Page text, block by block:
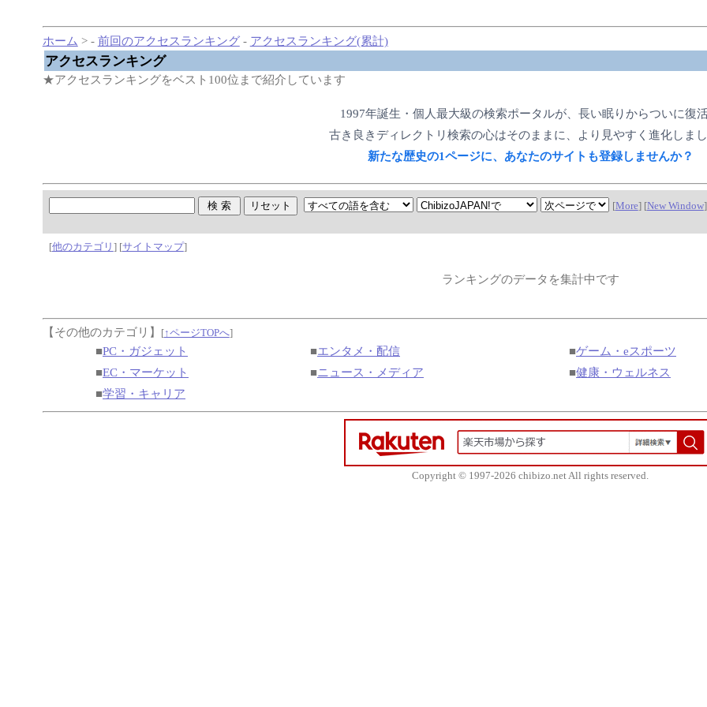
ホーム > - 前回のアクセスランキング- アクセスランキング(累計)
アクセスランキング
★アクセスランキングをベスト100位まで紹介しています
1997年誕生・個人最大級の検索ポータルが、長い眠りからついに復活
古き良きディレクトリ検索の心はそのままに、より見やすく進化しまし
新たな歴史の1ページに、あなたのサイトも登録しませんか？
[More] [New Window]
[他のカテゴリ ] [サイトマップ]
ランキングのデータを集計中です
【その他のカテゴリ】 [↑ページTOPへ]
■PC・ガジェット ■エンタメ・配信 ■ゲーム・eスポーツ
■EC・マーケット ■ニュース・メディア ■健康・ウェルネス
■学習・キャリア
Copyright © 1997-2026 chibizo.net All rights reserved.